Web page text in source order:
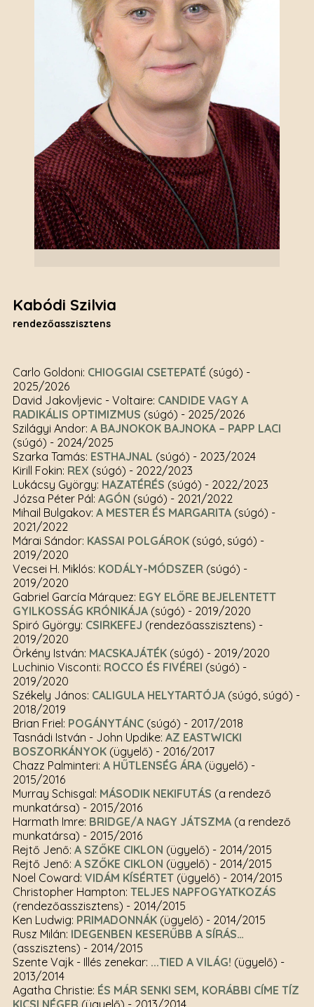
Kabódi Szilvia
rendezőasszisztens
Carlo Goldoni: CHIOGGIAI CSETEPATÉ (súgó) -
2025/2026
David Jakovljevic - Voltaire: CANDIDE VAGY A
RADIKÁLIS OPTIMIZMUS (súgó) - 2025/2026
Szilágyi Andor: A BAJNOKOK BAJNOKA – PAPP LACI
(súgó) - 2024/2025
Szarka Tamás: ESTHAJNAL (súgó) - 2023/2024
Kirill Fokin: REX (súgó) - 2022/2023
Lukácsy György: HAZATÉRÉS (súgó) - 2022/2023
Józsa Péter Pál: AGÓN (súgó) - 2021/2022
Mihail Bulgakov: A MESTER ÉS MARGARITA(súgó) -
2021/2022
Márai Sándor: KASSAI POLGÁROK(súgó, súgó) -
2019/2020
Vecsei H. Miklós: KODÁLY-MÓDSZER(súgó) -
2019/2020
Gabriel García Márquez: EGY ELŐRE BEJELENTETT
GYILKOSSÁG KRÓNIKÁJA(súgó) - 2019/2020
Spiró György: CSIRKEFEJ (rendezőasszisztens) -
2019/2020
Örkény István: MACSKAJÁTÉK (súgó) - 2019/2020
Luchinio Visconti: ROCCO ÉS FIVÉREI (súgó) -
2019/2020
Székely János: CALIGULA HELYTARTÓJA(súgó, súgó) -
2018/2019
Brian Friel: POGÁNYTÁNC(súgó) - 2017/2018
Tasnádi István - John Updike: AZ EASTWICKI
BOSZORKÁNYOK(ügyelő) - 2016/2017
Chazz Palminteri: A HŰTLENSÉG ÁRA(ügyelő) -
2015/2016
Murray Schisgal: MÁSODIK NEKIFUTÁS (a rendező
munkatársa) - 2015/2016
Harmath Imre: BRIDGE/A NAGY JÁTSZMA(a rendező
munkatársa) - 2015/2016
Rejtő Jenő: A SZŐKE CIKLON (ügyelő) - 2014/2015
Rejtő Jenő: A SZŐKE CIKLON (ügyelő) - 2014/2015
Noel Coward: VIDÁM KÍSÉRTET(ügyelő) - 2014/2015
Christopher Hampton: TELJES NAPFOGYATKOZÁS
(rendezőasszisztens) - 2014/2015
Ken Ludwig: PRIMADONNÁK(ügyelő) - 2014/2015
Rusz Milán: IDEGENBEN KESERŰBB A SÍRÁS…
(asszisztens) - 2014/2015
Szente Vajk - Illés zenekar: ...TIED A VILÁG! (ügyelő) -
2013/2014
Agatha Christie: ÉS MÁR SENKI SEM, KORÁBBI CÍME TÍZ
KICSI NÉGER(ügyelő) - 2013/2014